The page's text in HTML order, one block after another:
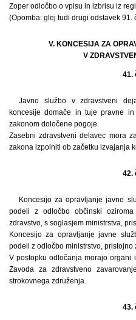
Zoper odločbo o vpisu in izbrisu iz
(Opomba: glej tudi drugi odstavek 91.
V. KONCESIJA ZA
V
41.
Javno službo v zdravstveni
koncesije domače in tuje pravne
zakonom določene pogoje.
Zasebni zdravstveni delavec mora
zakona izpolniti ob začetku izvajanja
42.
Koncesijo za opravljanje javne
podeli z odločbo občinski
zdravstvo, s soglasjem ministrstva,
Koncesijo za opravljanje javne
podeli z odločbo ministrstvo, pristojno
V postopku odločanja morajo organi
Zavoda za zdravstveno
strokovnega združenja.
43.